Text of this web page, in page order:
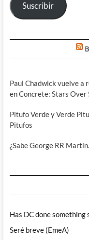
Suscribir
Paul Chadwick vuelve a
en Concrete: Stars Over
Pitufo Verde y Verde
Pitufos
¿Sabe George RR
Has DC done something
Seré breve (EmeA)